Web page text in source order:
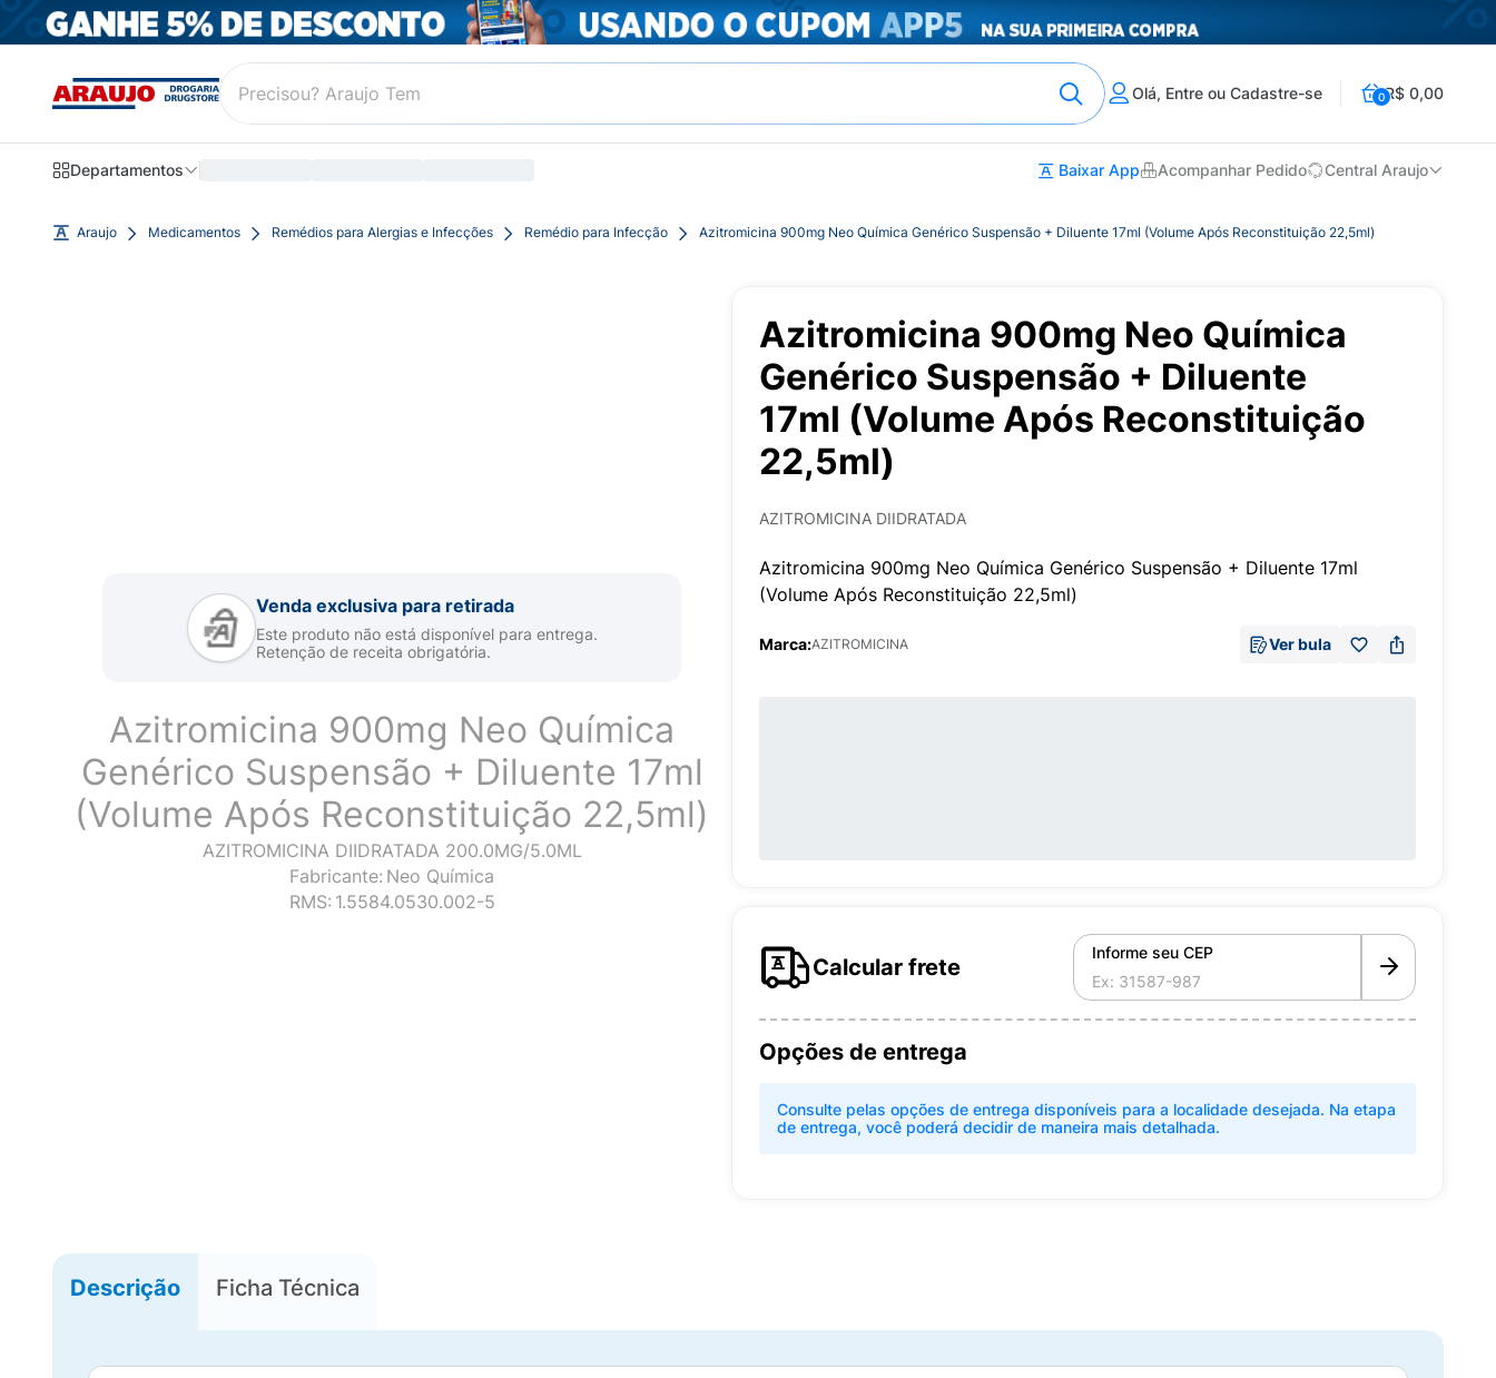
Olá, Entre ou Cadastre-se 0R$ 0,00
Departamentos Baixar App Acompanhar Pedido Central Araujo
Araujo Medicamentos Remédios para Alergias e Infecções Remédio para Infecção Azitromicina 900mg Neo Química Genérico Suspensão + Diluente 17ml (Volume Após Reconstituição 22,5ml)
Venda exclusiva para retirada
Este produto não está disponível para entrega.
Retenção de receita obrigatória.
Azitromicina 900mg Neo Química
Genérico Suspensão + Diluente 17ml
(Volume Após Reconstituição 22,5ml)
AZITROMICINA DIIDRATADA 200.0MG/5.0ML
Fabricante: Neo Química
RMS: 1.5584.0530.002-5
Azitromicina 900mg Neo Química
Genérico Suspensão + Diluente
17ml (Volume Após Reconstituição
22,5ml)
AZITROMICINA DIIDRATADA
Azitromicina 900mg Neo Química Genérico Suspensão + Diluente 17ml
(Volume Após Reconstituição 22,5ml)
Marca:AZITROMICINA Ver bula
Calcular frete
Informe seu CEP
Opções de entrega
Consulte pelas opções de entrega disponíveis para a localidade desejada. Na etapa
de entrega, você poderá decidir de maneira mais detalhada.
Descrição Ficha Técnica